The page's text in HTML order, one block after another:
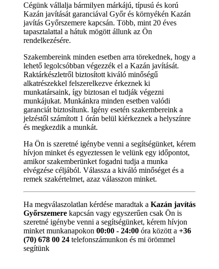
Cégünk vállalja bármilyen márkájú, típusú és korú
Kazán javítását garanciával Győr és környékén Kazán
javítás Győrszemere kapcsán. Több, mint 20 éves
tapasztalattal a hátuk mögött állunk az Ön
rendelkezésére.
Szakembereink minden esetben arra törekednek, hogy a
lehető legolcsóbban végezzék el a Kazán javítását.
Raktárkészletről biztosított kiváló minőségű
alkatrészekkel felszerelkezve érkeznek ki
munkatársaink, így biztosan el tudják végezni
munkájukat. Munkánkra minden esetben valódi
garanciát biztosítunk. Igény esetén szakembereink a
jelzéstől számított 1 órán belül kiérkeznek a helyszínre
és megkezdik a munkát.
Ha Ön is szeretné igénybe venni a segítségünket, kérem
hívjon minket és egyeztessen le velünk egy időpontot,
amikor szakemberünket fogadni tudja a munka
elvégzése céljából. Válassza a kiváló minőséget és a
remek szakértelmet, azaz válasszon minket.
Ha megválaszolatlan kérdése maradtak a Kazán javítás
Győrszemere kapcsán vagy egyszerűen csak Ön is
szeretné igénybe venni a segítségünket, kérem hívjon
minket munkanapokon 00:00 - 24:00 óra között a +36
(70) 678 00 24 telefonszámunkon és mi örömmel
segítünk